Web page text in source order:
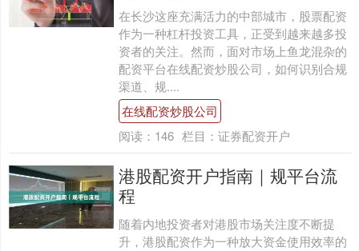
在长沙这座充满活力的中部城市，股票配资
作为一种杠杆投资工具，正受到越来越多投
资者的关注。然而，面对市场上鱼龙混杂的
配资平台在线配资炒股公司，如何识别合规
渠道、规....
在线配资炒股公司
阅读： 146 栏目： 证券配资开户
港股配资开户指南｜规平台流
程
随着内地投资者对港股市场关注度不断提
升，港股配资作为一种放大资金使用效率的